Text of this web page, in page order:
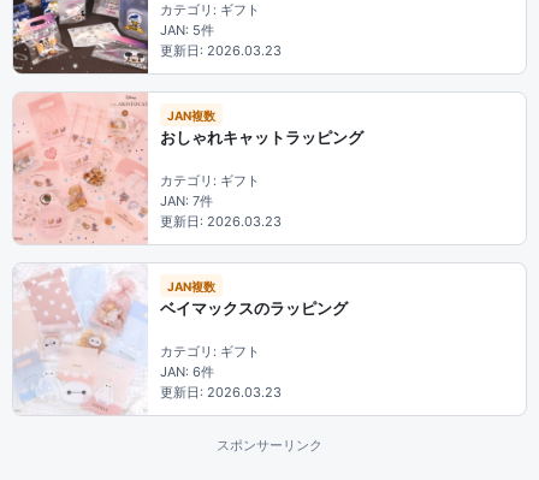
カテゴリ: ギフト
JAN: 5件
更新日: 2026.03.23
JAN複数
おしゃれキャットラッピング
カテゴリ: ギフト
JAN: 7件
更新日: 2026.03.23
JAN複数
ベイマックスのラッピング
カテゴリ: ギフト
JAN: 6件
更新日: 2026.03.23
スポンサーリンク